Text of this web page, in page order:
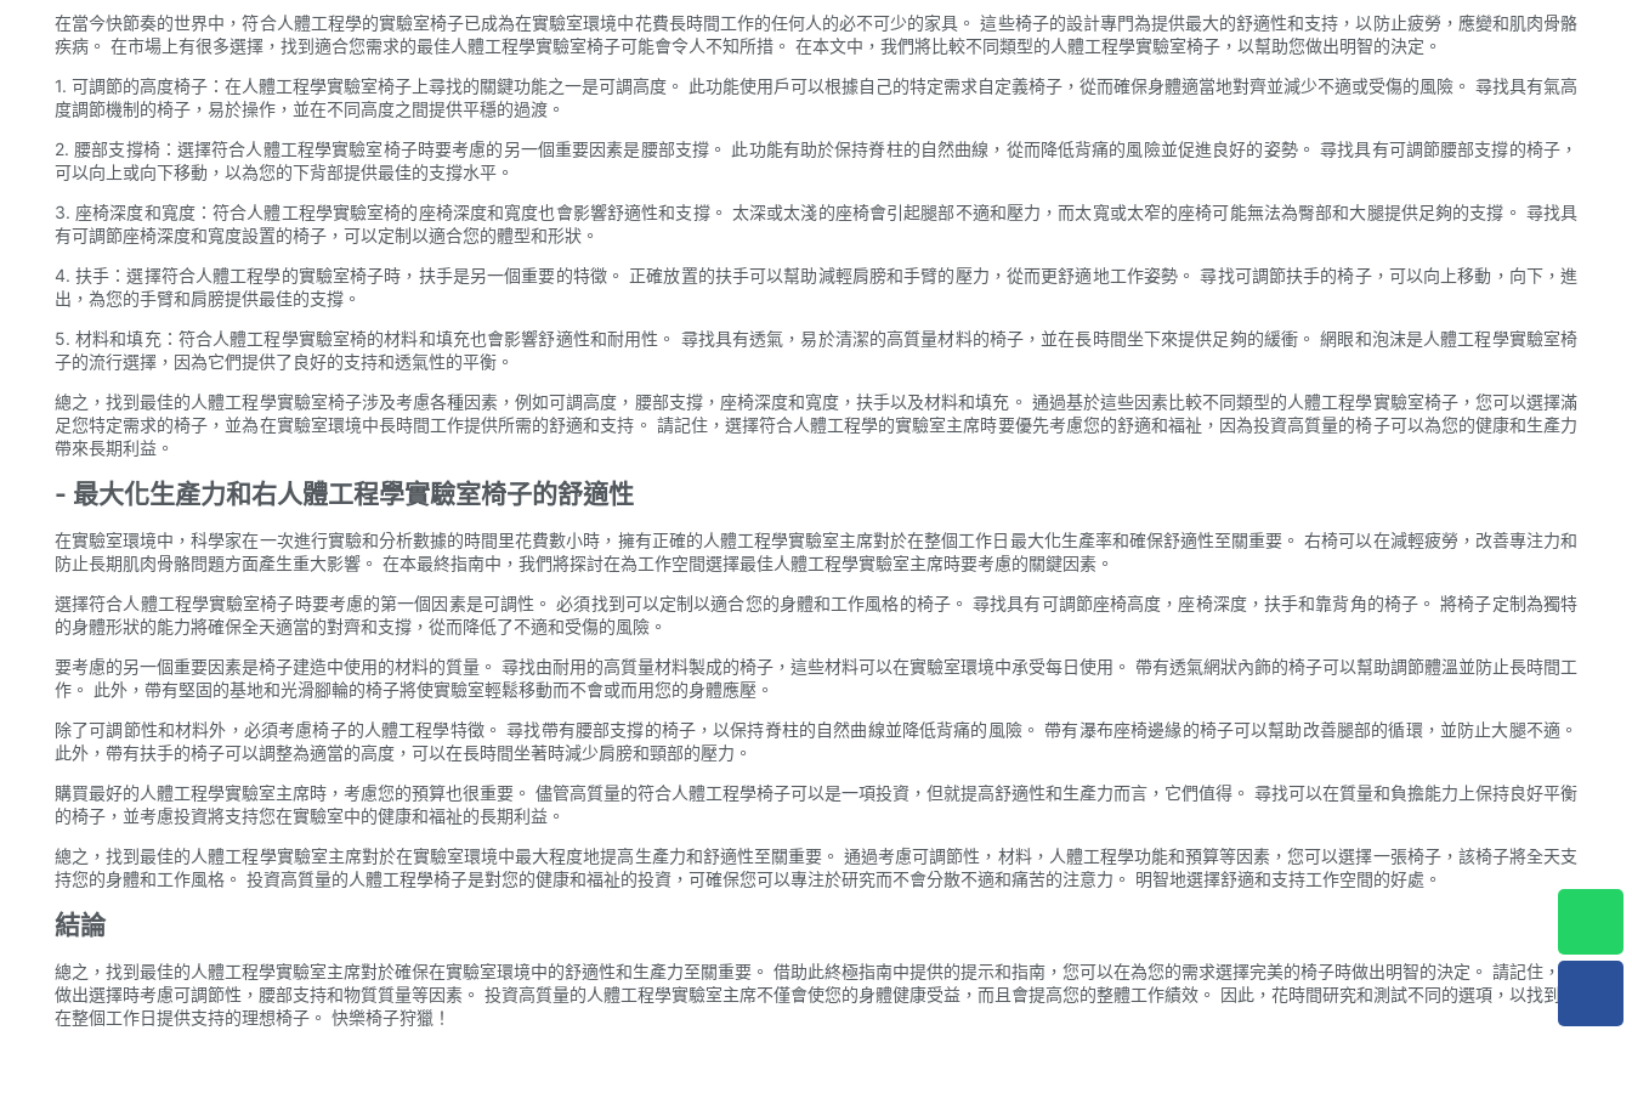
在當今快節奏的世界中，符合人體工程學的實驗室椅子已成為在實驗室環境中花費長時間工作的任何人的必不可少的家具。 這些椅子的設計專門為提供最大的舒適性和支持，以防止疲勞，應變和肌肉骨骼
疾病。 在市場上有很多選擇，找到適合您需求的最佳人體工程學實驗室椅子可能會令人不知所措。 在本文中，我們將比較不同類型的人體工程學實驗室椅子，以幫助您做出明智的決定。
1. 可調節的高度椅子：在人體工程學實驗室椅子上尋找的關鍵功能之一是可調高度。 此功能使用戶可以根據自己的特定需求自定義椅子，從而確保身體適當地對齊並減少不適或受傷的風險。 尋找具有氣高
度調節機制的椅子，易於操作，並在不同高度之間提供平穩的過渡。
2. 腰部支撐椅：選擇符合人體工程學實驗室椅子時要考慮的另一個重要因素是腰部支撐。 此功能有助於保持脊柱的自然曲線，從而降低背痛的風險並促進良好的姿勢。 尋找具有可調節腰部支撐的椅子，
可以向上或向下移動，以為您的下背部提供最佳的支撐水平。
3. 座椅深度和寬度：符合人體工程學實驗室椅的座椅深度和寬度也會影響舒適性和支撐。 太深或太淺的座椅會引起腿部不適和壓力，而太寬或太窄的座椅可能無法為臀部和大腿提供足夠的支撐。 尋找具
有可調節座椅深度和寬度設置的椅子，可以定制以適合您的體型和形狀。
4. 扶手：選擇符合人體工程學的實驗室椅子時，扶手是另一個重要的特徵。 正確放置的扶手可以幫助減輕肩膀和手臂的壓力，從而更舒適地工作姿勢。 尋找可調節扶手的椅子，可以向上移動，向下，進
出，為您的手臂和肩膀提供最佳的支撐。
5. 材料和填充：符合人體工程學實驗室椅的材料和填充也會影響舒適性和耐用性。 尋找具有透氣，易於清潔的高質量材料的椅子，並在長時間坐下來提供足夠的緩衝。 網眼和泡沫是人體工程學實驗室椅
子的流行選擇，因為它們提供了良好的支持和透氣性的平衡。
總之，找到最佳的人體工程學實驗室椅子涉及考慮各種因素，例如可調高度，腰部支撐，座椅深度和寬度，扶手以及材料和填充。 通過基於這些因素比較不同類型的人體工程學實驗室椅子，您可以選擇滿
足您特定需求的椅子，並為在實驗室環境中長時間工作提供所需的舒適和支持。 請記住，選擇符合人體工程學的實驗室主席時要優先考慮您的舒適和福祉，因為投資高質量的椅子可以為您的健康和生產力
帶來長期利益。
- 最大化生產力和右人體工程學實驗室椅子的舒適性
在實驗室環境中，科學家在一次進行實驗和分析數據的時間里花費數​​小時，擁有正確的人體工程學實驗室主席對於在整個工作日最大化生產率和確保舒適性至關重要。 右椅可以在減輕疲勞，改善專注力和
防止長期肌肉骨骼問題方面產生重大影響。 在本最終指南中，我們將探討在為工作空間選擇最佳人體工程學實驗室主席時要考慮的關鍵因素。
選擇符合人體工程學實驗室椅子時要考慮的第一個因素是可調性。 必須找到可以定制以適合您的身體和工作風格的椅子。 尋找具有可調節座椅高度，座椅深度，扶手和靠背角的椅子。 將椅子定制為獨特
的身體形狀的能力將確保全天適當的對齊和支撐，從而降低了不適和受傷的風險。
要考慮的另一個重要因素是椅子建造中使用的材料的質量。 尋找由耐用的高質量材料製成的椅子，這些材料可以在實驗室環境中承受每日使用。 帶有透氣網狀內飾的椅子可以幫助調節體溫並防止長時間工
作。 此外，帶有堅固的基地和光滑腳輪的椅子將使實驗室輕鬆移動而不會或而用您的身體應壓。
除了可調節性和材料外，必須考慮椅子的人體工程學特徵。 尋找帶有腰部支撐的椅子，以保持脊柱的自然曲線並降低背痛的風險。 帶有瀑布座椅邊緣的椅子可以幫助改善腿部的循環，並防止大腿不適。
此外，帶有扶手的椅子可以調整為適當的高度，可以在長時間坐著時減少肩膀和頸部的壓力。
購買最好的人體工程學實驗室主席時，考慮您的預算也很重要。 儘管高質量的符合人體工程學椅子可以是一項投資，但就提高舒適性和生產力而言，它們值得。 尋找可以在質量和負擔能力上保持良好平衡
的椅子，並考慮投資將支持您在實驗室中的健康和福祉的長期利益。
總之，找到最佳的人體工程學實驗室主席對於在實驗室環境中最大程度地提高生產力和舒適性至關重要。 通過考慮可調節性，材料，人體工程學功能和預算等因素，您可以選擇一張椅子，該椅子將全天支
持您的身體和工作風格。 投資高質量的人體工程學椅子是對您的健康和福祉的投資，可確保您可以專注於研究而不會分散不適和痛苦的注意力。 明智地選擇舒適和支持工作空間的好處。
結論
總之，找到最佳的人體工程學實驗室主席對於確保在實驗室環境中的舒適性和生產力至關重要。 借助此終極指南中提供的提示和指南，您可以在為您的需求選擇完美的椅子時做出明智的決定。 請記住，在
做出選擇時考慮可調節性，腰部支持和物質質量等因素。 投資高質量的人體工程學實驗室主席不僅會使您的身體健康受益，而且會提高您的整體工作績效。 因此，花時間研究和測試不同的選項，以找到將
在整個工作日提供支持的理想椅子。 快樂椅子狩獵！